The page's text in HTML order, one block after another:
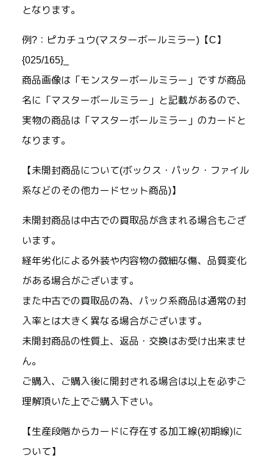
となります。
例?：ピカチュウ(マスターボールミラー)【C】
{025/165}_
商品画像は「モンスターボールミラー」ですが商品
名に「マスターボールミラー」と記載があるので、
実物の商品は「マスターボールミラー」のカードと
なります。
【未開封商品について(ボックス・パック・ファイル
系などのその他カードセット商品)】
未開封商品は中古での買取品が含まれる場合もござ
います。
経年劣化による外装や内容物の微細な傷、品質変化
がある場合がございます。
また中古での買取品の為、パック系商品は通常の封
入率とは大きく異なる場合がございます。
未開封商品の性質上、返品・交換はお受け出来ませ
ん。
ご購入、ご購入後に開封される場合は以上を必ずご
理解頂いた上でご購入下さい。
【生産段階からカードに存在する加工線(初期線)に
ついて】